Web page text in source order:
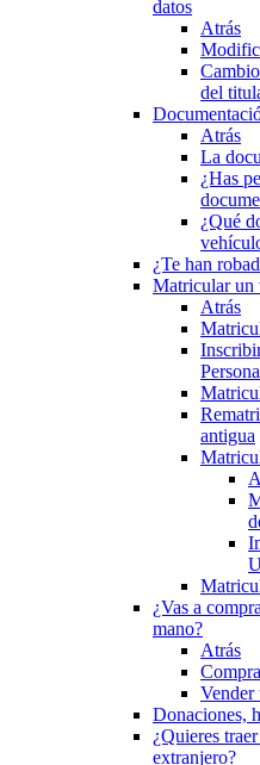
datos
Atrás
del
Atrás
La
¿Has
¿Qué
¿Te han
Matricular un
Atrás
antigua
¿Vas a
mano?
Atrás
Vender
Donaciones,
¿Quieres
extranjero?